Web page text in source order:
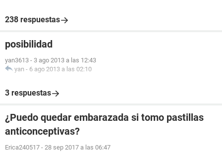
238 respuestas
posibilidad
yan3613 - 3 ago 2013 a las 12:43
yan - 6 ago 2013 a las 02:10
3 respuestas
¿Puedo quedar embarazada si tomo pastillas
anticonceptivas?
Erica240517 - 28 sep 2017 a las 06:47